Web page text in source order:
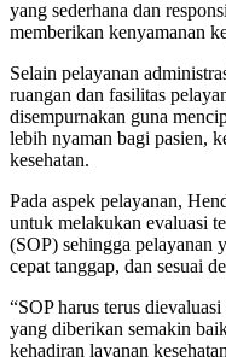
yang sederhana dan
memberikan kenyamanan
Selain pelayanan
ruangan dan fasilitas
disempurnakan guna
lebih nyaman bagi pasien,
kesehatan.
Pada aspek pelayanan,
untuk melakukan evaluasi
(SOP) sehingga pelayanan
cepat tanggap, dan sesuai
“SOP harus terus
yang diberikan semakin
kehadiran layanan